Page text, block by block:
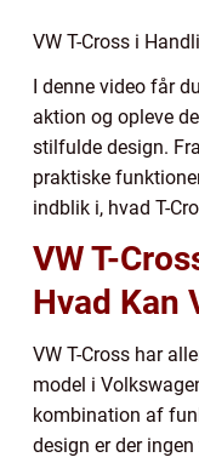
VW T-Cross i
I denne video får
aktion og opleve
stilfulde design.
praktiske
indblik i, hvad T-
VW T-
Hvad Kan
VW T-Cross har
model i
kombination af
design er der